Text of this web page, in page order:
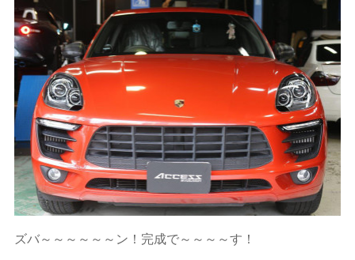
ズバ～～～～～～ン！完成で～～～～す！